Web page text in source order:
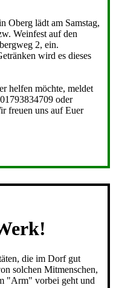
Oberg lädt am Samstag,
Weinfest auf den
2, ein.
wird es dieses
helfen möchte, meldet
oder
freuen uns auf Euer
die im Dorf gut
solchen Mitmenschen,
"Arm" vorbei geht und